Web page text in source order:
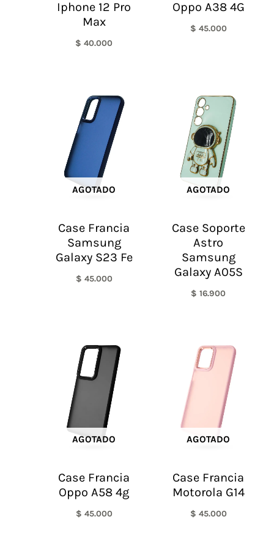
Iphone 12 Pro
Max
$ 40.000
Oppo A38 4G
$ 45.000
AGOTADO
Case Francia
Samsung
Galaxy S23 Fe
$ 45.000
AGOTADO
Case Soporte
Astro
Samsung
Galaxy A05S
$ 16.900
AGOTADO
Case Francia
Oppo A58 4g
$ 45.000
AGOTADO
Case Francia
Motorola G14
$ 45.000